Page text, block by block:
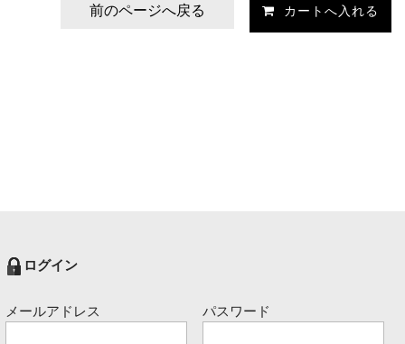
前のページへ戻る
ログイン
メールアドレス パスワード